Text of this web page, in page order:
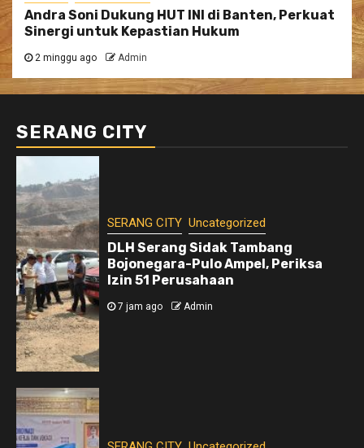
Andra Soni Dukung HUT INI di Banten, Perkuat
Sinergi untuk Kepastian Hukum
2 minggu ago Admin
SERANG CITY
SERANG CITY Uncategorized
DLH Serang Sidak Tambang
Bojonegara-Pulo Ampel, Periksa
Izin 51 Perusahaan
7 jam ago Admin